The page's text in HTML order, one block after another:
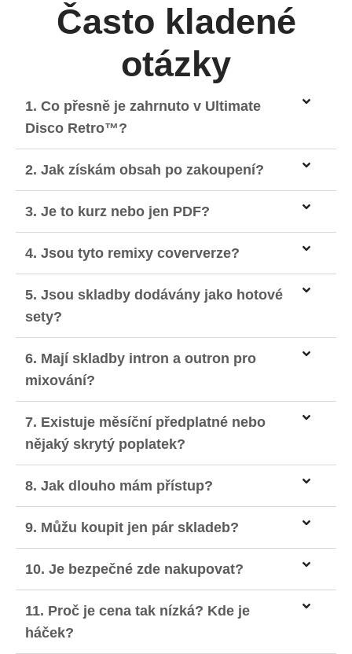
Často kladené
otázky
1. Co přesně je zahrnuto v Ultimate
Disco Retro™?
2. Jak získám obsah po zakoupení?
3. Je to kurz nebo jen PDF?
4. Jsou tyto remixy coververze?
5. Jsou skladby dodávány jako hotové
sety?
6. Mají skladby intron a outron pro
mixování?
7. Existuje měsíční předplatné nebo
nějaký skrytý poplatek?
8. Jak dlouho mám přístup?
9. Můžu koupit jen pár skladeb?
10. Je bezpečné zde nakupovat?
11. Proč je cena tak nízká? Kde je
háček?